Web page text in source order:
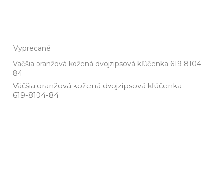
Vypredané
Väčšia oranžová kožená dvojzipsová kľúčenka 619-8104-
84
Väčšia oranžová kožená dvojzipsová kľúčenka
619­-8104­-84